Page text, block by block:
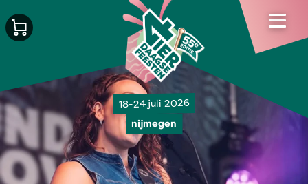
18-24 juli 2026
nijmegen